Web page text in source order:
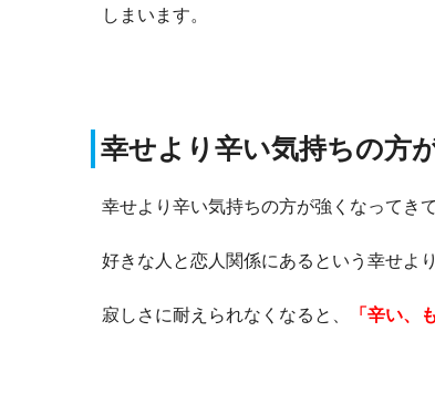
しまいます。
幸せより辛い気持ちの方
幸せより辛い気持ちの方が強くなってき
好きな人と恋人関係にあるという幸せよ
寂しさに耐えられなくなると、 「辛い、